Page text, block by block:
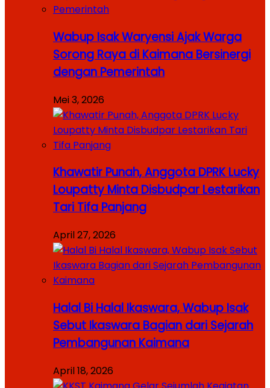
Wabup Isak Waryensi Ajak Warga
Sorong Raya di Kaimana Bersinergi
dengan Pemerintah
Mei 3, 2026
Khawatir Punah, Anggota DPRK Lucky
Loupatty Minta Disbudpar Lestarikan
Tari Tifa Panjang
April 27, 2026
Halal Bi Halal Ikaswara, Wabup Isak
Sebut Ikaswara Bagian dari Sejarah
Pembangunan Kaimana
April 18, 2026